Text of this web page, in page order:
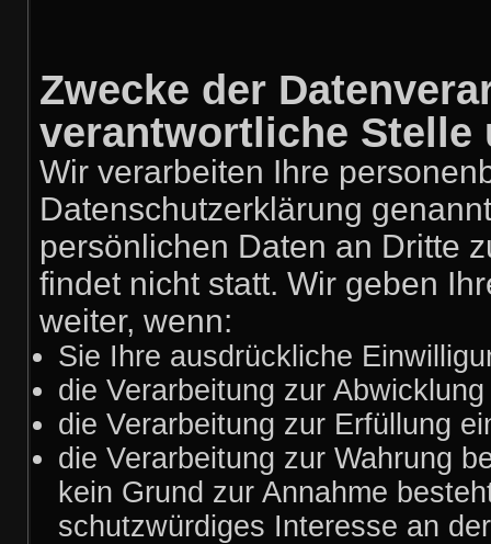
Zwecke der
verantwortliche Stelle
Wir verarbeiten Ihre
Datenschutzerklärung
persönlichen Daten an Dritte
findet nicht statt. Wir geben
weiter, wenn:
Sie Ihre ausdrückliche
die Verarbeitung zur
die Verarbeitung zur Erfüllung
die Verarbeitung zur Wahrung
kein Grund zur Annahme
schutzwürdiges Interesse an